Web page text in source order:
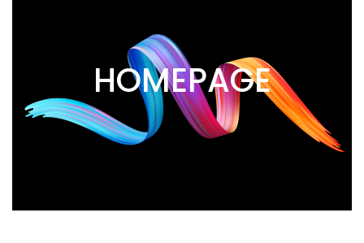
HOMEPAGE